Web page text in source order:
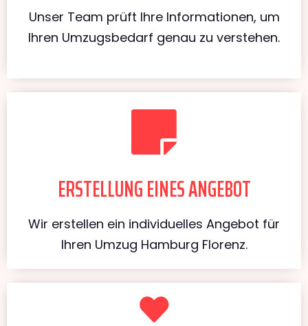
Unser Team prüft Ihre Informationen, um
Ihren Umzugsbedarf genau zu verstehen.
ERSTELLUNG EINES ANGEBOT
Wir erstellen ein individuelles Angebot für
Ihren Umzug Hamburg Florenz.